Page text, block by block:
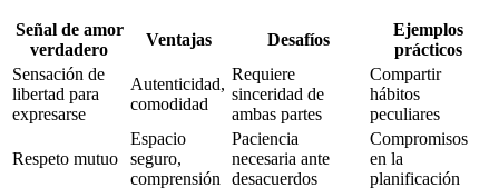
Señal de amor
verdadero
Ventajas Desafíos
Ejemplos
prácticos
Sensación de
libertad para
expresarse
Autenticidad,
comodidad
Requiere
sinceridad de
ambas partes
Compartir
hábitos
peculiares
Respeto mutuo
Espacio
seguro,
comprensión
Paciencia
necesaria ante
desacuerdos
Compromisos
en la
planificación